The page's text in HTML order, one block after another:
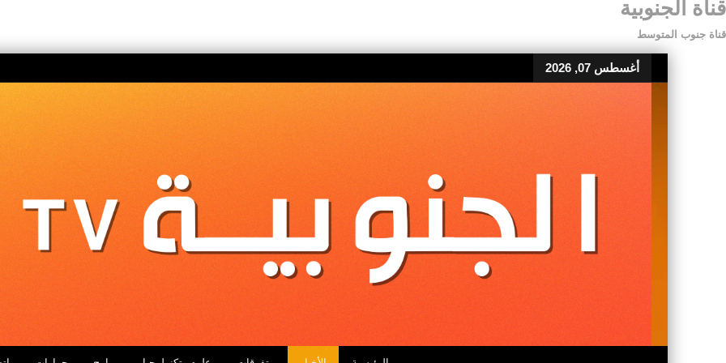
قناة الجنوبية
قناة جنوب المتوسط
أغسطس 07, 2026